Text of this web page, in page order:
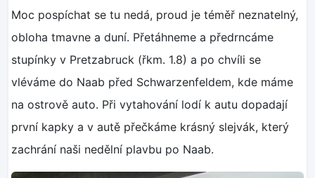
Moc pospíchat se tu nedá, proud je téměř neznatelný,
obloha tmavne a duní. Přetáhneme a předrncáme
stupínky v Pretzabruck (řkm. 1.8) a po chvíli se
vléváme do Naab před Schwarzenfeldem, kde máme
na ostrově auto. Při vytahování lodí k autu dopadají
první kapky a v autě přečkáme krásný slejvák, který
zachrání naši nedělní plavbu po Naab.